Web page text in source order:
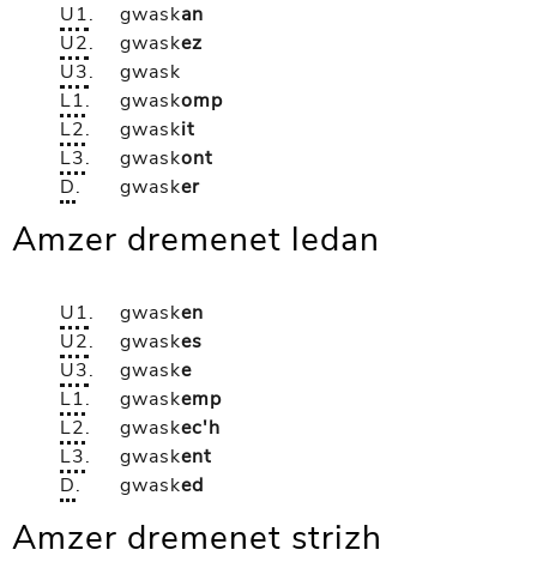
U1. gwaskan
U2. gwaskez
U3.
gwask
L1. gwaskomp
L2. gwaskit
L3. gwaskont
D. gwasker
Amzer dremenet ledan
U1. gwasken
U2. gwaskes
U3. gwaske
L1. gwaskemp
L2. gwaskec'h
L3. gwaskent
D. gwasked
Amzer dremenet strizh